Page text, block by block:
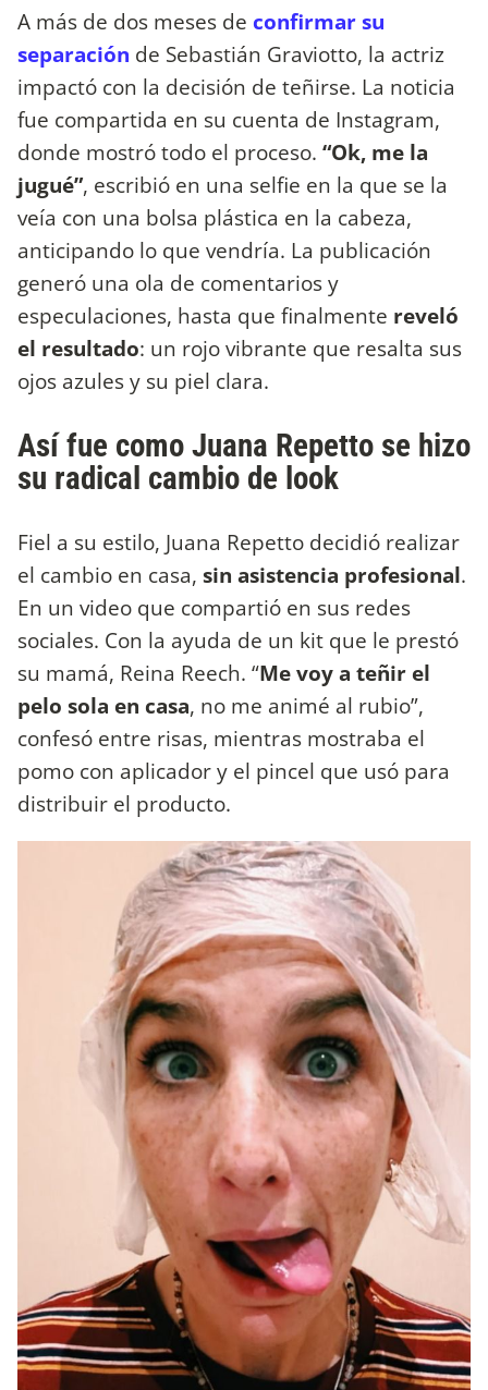
A más de dos meses de confirmar su
separación de Sebastián Graviotto, la actriz
impactó con la decisión de teñirse. La noticia
fue compartida en su cuenta de Instagram,
donde mostró todo el proceso. “Ok, me la
jugué”, escribió en una selfie en la que se la
veía con una bolsa plástica en la cabeza,
anticipando lo que vendría. La publicación
generó una ola de comentarios y
especulaciones, hasta que finalmente reveló
el resultado: un rojo vibrante que resalta sus
ojos azules y su piel clara.
Así fue como Juana Repetto se hizo
su radical cambio de look
Fiel a su estilo, Juana Repetto decidió realizar
el cambio en casa, sin asistencia profesional.
En un video que compartió en sus redes
sociales. Con la ayuda de un kit que le prestó
su mamá, Reina Reech. “Me voy a teñir el
pelo sola en casa, no me animé al rubio”,
confesó entre risas, mientras mostraba el
pomo con aplicador y el pincel que usó para
distribuir el producto.